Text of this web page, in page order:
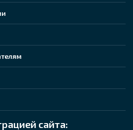
сайта: